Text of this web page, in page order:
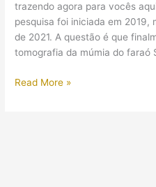
trazendo agora para vocês
pesquisa foi iniciada em 2019,
de 2021. A questão é que
tomografia da múmia do faraó
A
Read More »